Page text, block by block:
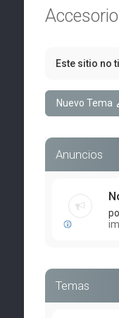
Este sitio no
Nuevo Tema
Anuncios
Temas